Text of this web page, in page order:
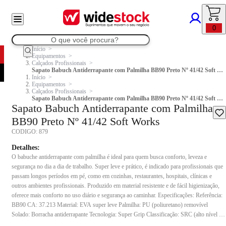
0
Início
Equipamentos
Calçados Profissionais
Sapato Babuch Antiderrapante com Palmilha BB90 Preto Nº 41/42 Soft Works
Início
Equipamentos
Calçados Profissionais
Sapato Babuch Antiderrapante com Palmilha BB90 Preto Nº 41/42 Soft Works
Sapato Babuch Antiderrapante com Palmilha
BB90 Preto Nº 41/42 Soft Works
CODIGO: 879
Detalhes:
O babuche antiderrapante com palmilha é ideal para quem busca conforto, leveza e
segurança no dia a dia de trabalho. Super leve e prático, é indicado para profissionais que
passam longos períodos em pé, como em cozinhas, restaurantes, hospitais, clínicas e
outros ambientes profissionais. Produzido em material resistente e de fácil higienização,
oferece mais conforto no uso diário e segurança ao caminhar. Especificações: Referência:
BB90 CA: 37.213 Material: EVA super leve Palmilha: PU (poliuretano) removível
Solado: Borracha antiderrapante Tecnologia: Super Grip Classificação: SRC (alto nível de